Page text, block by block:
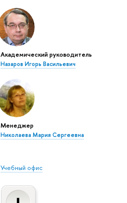
Академический руководитель
Назаров Игорь Васильевич
Менеджер
Николаева Мария Сергеевна
Учебный офис